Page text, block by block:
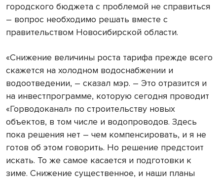
городского бюджета с проблемой не справиться
– вопрос необходимо решать вместе с
правительством Новосибирской области.
«Снижение величины роста тарифа прежде всего
скажется на холодном водоснабжении и
водоотведении, – сказал мэр. – Это отразится и
на инвестпрограмме, которую сегодня проводит
«Горводоканал» по строительству новых
объектов, в том числе и водопроводов. Здесь
пока решения нет – чем компенсировать, и я не
готов об этом говорить. Но решение предстоит
искать. То же самое касается и подготовки к
зиме. Снижение существенное, и наши планы